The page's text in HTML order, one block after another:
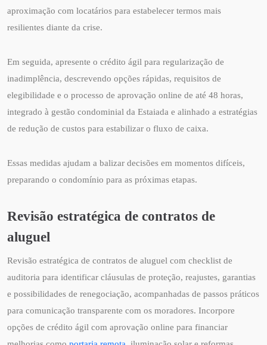
aproximação com locatários para estabelecer termos mais
resilientes diante da crise.
Em seguida, apresente o crédito ágil para regularização de
inadimplência, descrevendo opções rápidas, requisitos de
elegibilidade e o processo de aprovação online de até 48 horas,
integrado à gestão condominial da Estaiada e alinhado a estratégias
de redução de custos para estabilizar o fluxo de caixa.
Essas medidas ajudam a balizar decisões em momentos difíceis,
preparando o condomínio para as próximas etapas.
Revisão estratégica de contratos de
aluguel
Revisão estratégica de contratos de aluguel com checklist de
auditoria para identificar cláusulas de proteção, reajustes, garantias
e possibilidades de renegociação, acompanhadas de passos práticos
para comunicação transparente com os moradores. Incorpore
opções de crédito ágil com aprovação online para financiar